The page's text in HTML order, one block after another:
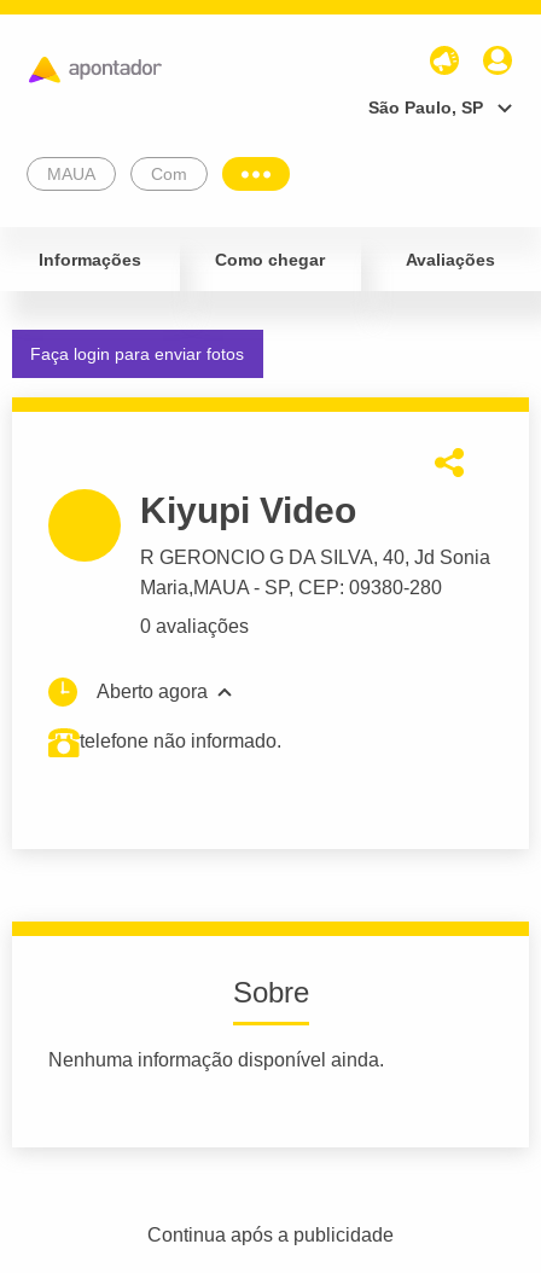
São Paulo, SP
MAUA Com
Informações Como chegar Avaliações
Faça login para enviar fotos
Kiyupi Video
R GERONCIO G DA SILVA, 40, Jd Sonia
Maria,MAUA - SP, CEP: 09380-280
0 avaliações
Aberto agora
telefone não informado.
Sobre
Nenhuma informação disponível ainda.
Continua após a publicidade